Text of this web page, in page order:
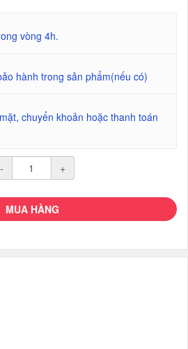
vòng 4h.
hành trong sản phẩm(nếu có)
chuyển khoản hoặc thanh toán
- +
MUA HÀNG